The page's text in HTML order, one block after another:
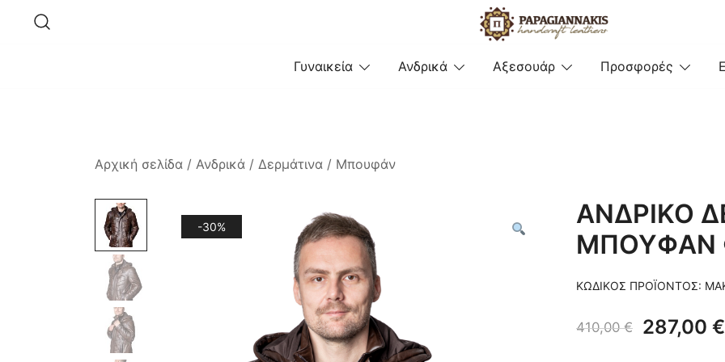
Δερμάτινα Παπαγιαννάκης
Γυναικεία Ανδρικά Αξεσουάρ Προσφορές
Αρχική σελίδα / Ανδρικά / Δερμάτινα / Μπουφάν
-30%
ΑΝΔΡΙΚΟ
ΜΠΟΥΦΑΝ
ΚΩΔΙΚΌΣ ΠΡΟΪΌΝΤΟΣ:
410,00€
Original
287,00 €